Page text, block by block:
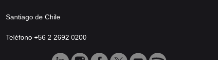
Santiago de Chile
Teléfono +56 2 2692 0200